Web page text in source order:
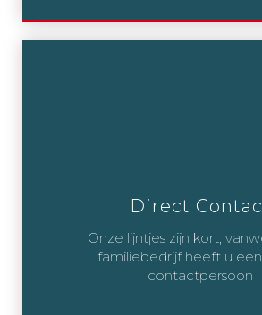
Direct
Onze lijntjes zijn kort,
familiebedrijf heeft u
contactpersoon